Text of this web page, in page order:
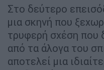
Στο δεύτερο
μια σκηνή που
τρυφερή σχέση που
από τα άλογα του
αποτελεί μια